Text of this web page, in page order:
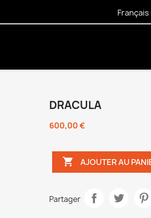
Français
DRACULA
600,00 €
 AJOUTER AU
Partager